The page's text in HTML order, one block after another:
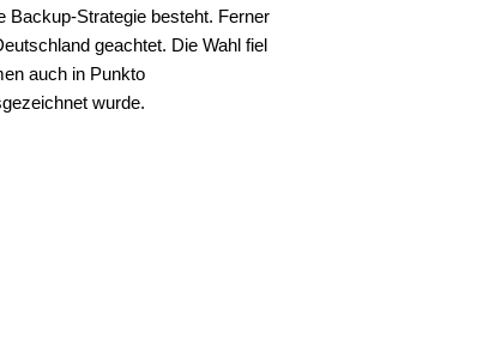
Backup-Strategie besteht. Ferner
geachtet. Die Wahl fiel
auch in Punkto
wurde.